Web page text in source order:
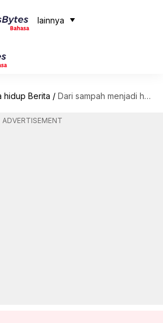
lainnya
hidup Berita / Dari sampah menjadi harta: Tren rumah daur ulang yang berkelanjutan
ADVERTISEMENT